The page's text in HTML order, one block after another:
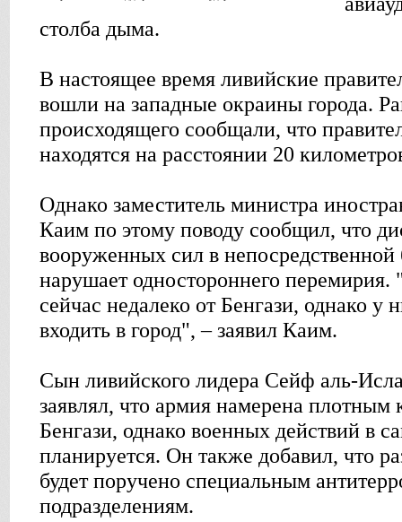
столба дыма.
В настоящее время ливийские
вошли на западные окраины города.
происходящего сообщали, что
находятся на расстоянии 20
Однако заместитель министра
Каим по этому поводу сообщил, что
вооруженных сил в непосредственной
нарушает одностороннего
сейчас недалеко от Бенгази, однако у
входить в город", – заявил Каим.
Сын ливийского лидера Сейф аль-
заявлял, что армия намерена плотным
Бенгази, однако военных действий в
планируется. Он также добавил, что
будет поручено специальным
подразделениям.